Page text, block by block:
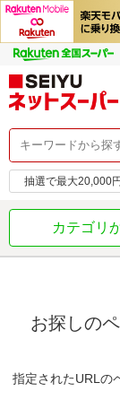
抽選で最大20,000
カテゴリ
お探しの
指定されたURLの